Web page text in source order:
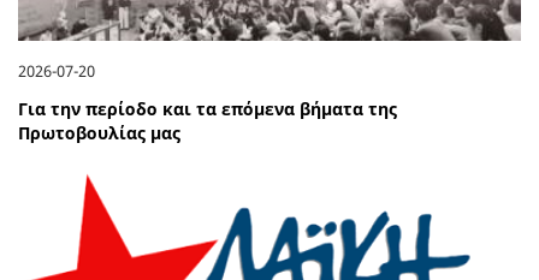
2026-07-20
Για την περίοδο και τα επόμενα βήματα της
Πρωτοβουλίας μας